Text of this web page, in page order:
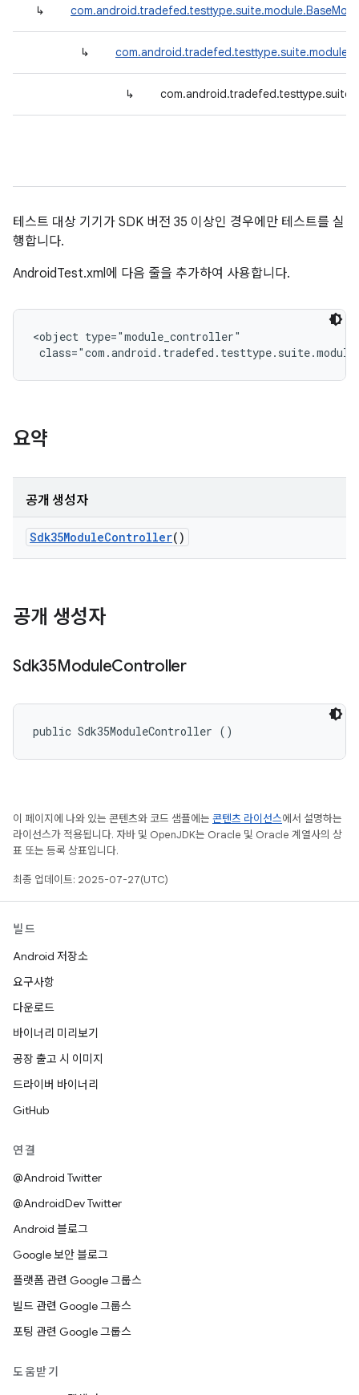
↳
↳
↳
테스트 대상 기기가 SDK 버전 35 이상인 경우에만 테스트를 실
행합니다.
AndroidTest.xml에 다음 줄을 추가하여 사용합니다.
<object type="module_controller"
요약
공개 생성자
Sdk35ModuleController()
공개 생성자
Sdk35ModuleController
public Sdk35ModuleController ()
이 페이지에 나와 있는 콘텐츠와 코드 샘플에는 콘텐츠 라이선스에서 설명하는
라이선스가 적용됩니다. 자바 및 OpenJDK는 Oracle 및 Oracle 계열사의 상
표 또는 등록 상표입니다.
최종 업데이트: 2025-07-27(UTC)
빌드
Android 저장소
요구사항
다운로드
바이너리 미리보기
공장 출고 시 이미지
드라이버 바이너리
GitHub
연결
@Android Twitter
@AndroidDev Twitter
Android 블로그
Google 보안 블로그
플랫폼 관련 Google 그룹스
빌드 관련 Google 그룹스
포팅 관련 Google 그룹스
도움받기